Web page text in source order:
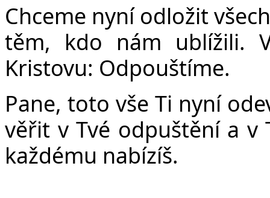
Chceme nyní odložit
těm, kdo nám ublížili.
Kristovu: Odpouštíme.
Pane, toto vše Ti nyní
věřit v Tvé odpuštění a v
každému nabízíš.